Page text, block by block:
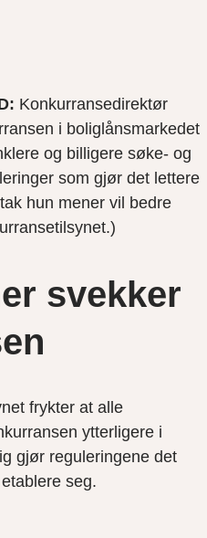
Konkurransedirektør
i boliglånsmarkedet
og billigere søke- og
som gjør det lettere
hun mener vil bedre
svekker
frykter at alle
ytterligere i
gjør reguleringene det
seg.